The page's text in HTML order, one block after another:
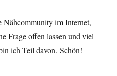
im Internet,
Frage offen lassen und viel
ich Teil davon. Schön!